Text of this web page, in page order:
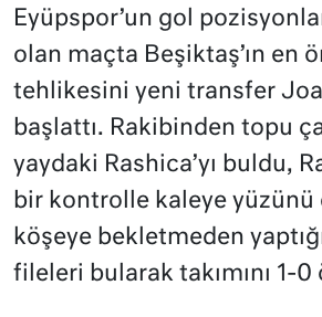
Eyüpspor’un gol
olan maçta Beşiktaş’ın en
tehlikesini yeni transfer
başlattı. Rakibinden topu
yaydaki Rashica’yı buldu,
bir kontrolle kaleye yüzünü
köşeye bekletmeden
fileleri bularak takımını 1-